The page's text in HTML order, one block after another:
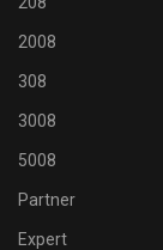
2008
308
3008
5008
Partner
Expert